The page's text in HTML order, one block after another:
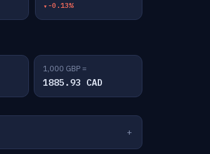
-0.13%
1,000 GBP =
1885.93 CAD